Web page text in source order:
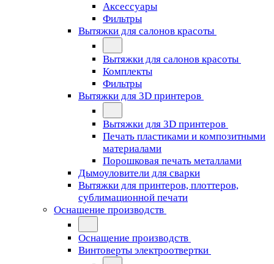
Аксессуары
Фильтры
Вытяжки для салонов красоты
Вытяжки для салонов красоты
Комплекты
Фильтры
Вытяжки для 3D принтеров
Вытяжки для 3D принтеров
Печать пластиками и композитными
материалами
Порошковая печать металлами
Дымоуловители для сварки
Вытяжки для принтеров, плоттеров,
сублимационной печати
Оснащение производств
Оснащение производств
Винтоверты электроотвертки